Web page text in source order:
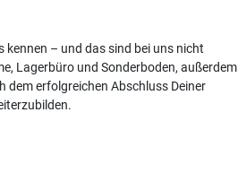
kennen – und das sind bei uns nicht
Lagerbüro und Sonderboden, außerdem
dem erfolgreichen Abschluss Deiner